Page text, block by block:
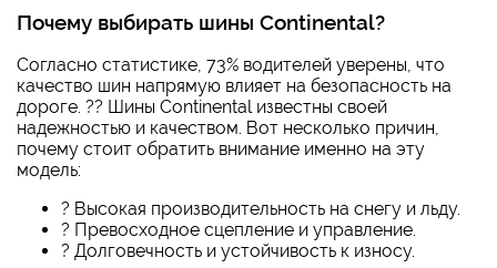
Почему выбирать шины Continental?
Согласно статистике, 73% водителей уверены, что
качество шин напрямую влияет на безопасность на
дороге. ?? Шины Continental известны своей
надежностью и качеством. Вот несколько причин,
почему стоит обратить внимание именно на эту
модель:
? Высокая производительность на снегу и льду.
? Превосходное сцепление и управление.
?️ Долговечность и устойчивость к износу.